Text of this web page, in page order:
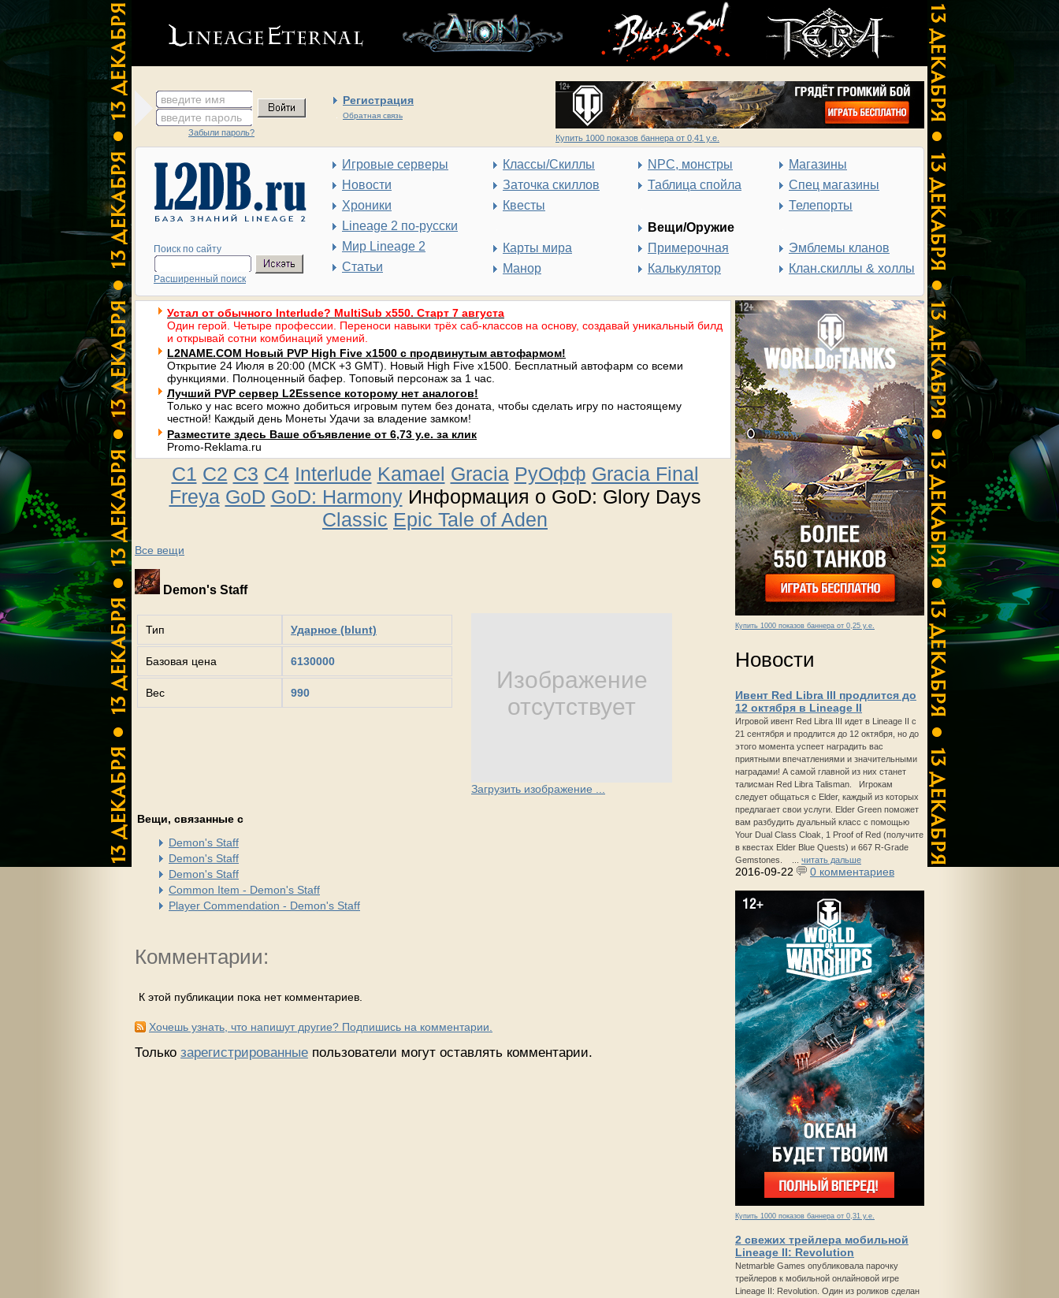
введите имя Регистрация
Обратная связь
введите пароль
Забыли пароль?
Купить 1000 показов баннера от 0,41 у.е.
Поиск по сайту
Расширенный поиск
Игровые серверы
Новости
Хроники
Lineage 2 по-русски
Мир Lineage 2
Статьи
Классы/Скиллы
Заточка скиллов
Квесты
Карты мира
Манор
NPC, монстры
Таблица спойла
Вещи/Оружие
Примерочная
Калькулятор
Магазины
Спец магазины
Телепорты
Эмблемы кланов
Клан.скиллы & холлы
Купить 1000 показов баннера от 0,25 у.е.
Новости
Ивент Red Libra III продлится до
12 октября в Lineage II
Игровой ивент Red Libra III идет в Lineage II с
21 сентября и продлится до 12 октября, но до
этого момента успеет наградить вас
приятными впечатлениями и значительными
наградами! А самой главной из них станет
талисман Red Libra Talisman. Игрокам
следует общаться с Elder, каждый из которых
предлагает свои услуги. Elder Green поможет
вам разбудить дуальный класс с помощью
Your Dual Class Cloak, 1 Proof of Red (получите
в квестах Elder Blue Quests) и 667 R-Grade
Gemstones. ... читать дальше
2016-09-22 0 комментариев
Купить 1000 показов баннера от 0,31 у.е.
2 свежих трейлера мобильной
Lineage II: Revolution
Netmarble Games опубликовала парочку
трейлеров к мобильной онлайновой игре
Lineage II: Revolution. Один из роликов сделан
Устал от обычного Interlude? MultiSub x550. Старт 7 августа
Один герой. Четыре профессии. Переноси навыки трёх саб-классов на основу, создавай уникальный билд
и открывай сотни комбинаций умений.
L2NAME.COM Новый PVP High Five x1500 с продвинутым автофармом!
Открытие 24 Июля в 20:00 (МСК +3 GMT). Новый High Five x1500. Бесплатный автофарм со всеми
функциями. Полноценный бафер. Топовый персонаж за 1 час.
Лучший PVP сервер L2Essence которому нет аналогов!
Только у нас всего можно добиться игровым путем без доната, чтобы сделать игру по настоящему
честной! Каждый день Монеты Удачи за владение замком!
Разместите здесь Ваше объявление от 6,73 у.е. за клик
Promo-Reklama.ru
C1 C2 C3 C4 Interlude Kamael Gracia РуОфф Gracia Final
Freya GoD GoD: HarmonyИнформация о GoD: Glory Days
Classic Epic Tale of Aden
Все вещи
Demon's Staff
Тип Ударное (blunt)
Базовая цена 6130000
Вес 990
Изображение
отсутствует
Загрузить изображение ...
Вещи, связанные с
Demon's Staff
Demon's Staff
Demon's Staff
Common Item - Demon's Staff
Player Commendation - Demon's Staff
Комментарии:
К этой публикации пока нет комментариев.
Хочешь узнать, что напишут другие? Подпишись на комментарии.
Только зарегистрированные пользователи могут оставлять комментарии.